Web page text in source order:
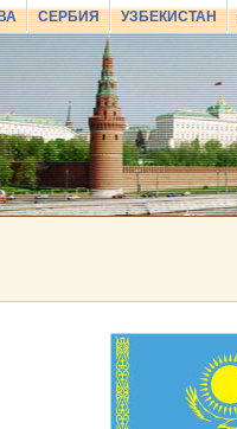
СЕРБИЯ УЗБЕКИСТАН